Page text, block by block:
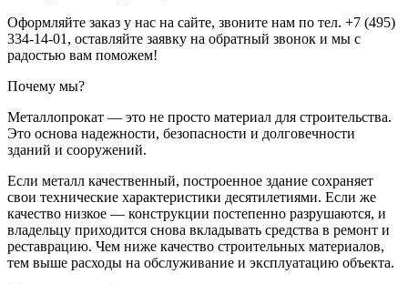
Оформляйте заказ у нас на сайте, звоните нам по тел. +7 (495)
334-14-01, оставляйте заявку на обратный звонок и мы с
радостью вам поможем!
Почему мы?
Металлопрокат — это не просто материал для строительства.
Это основа надежности, безопасности и долговечности
зданий и сооружений.
Если металл качественный, построенное здание сохраняет
свои технические характеристики десятилетиями. Если же
качество низкое — конструкции постепенно разрушаются, и
владельцу приходится снова вкладывать средства в ремонт и
реставрацию. Чем ниже качество строительных материалов,
тем выше расходы на обслуживание и эксплуатацию объекта.